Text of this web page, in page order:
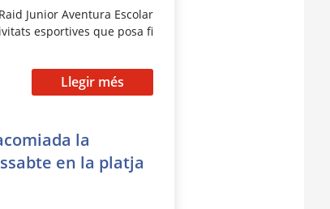
Junior Aventura Escolar
esportives que posa fi
Llegir més
la
en la platja